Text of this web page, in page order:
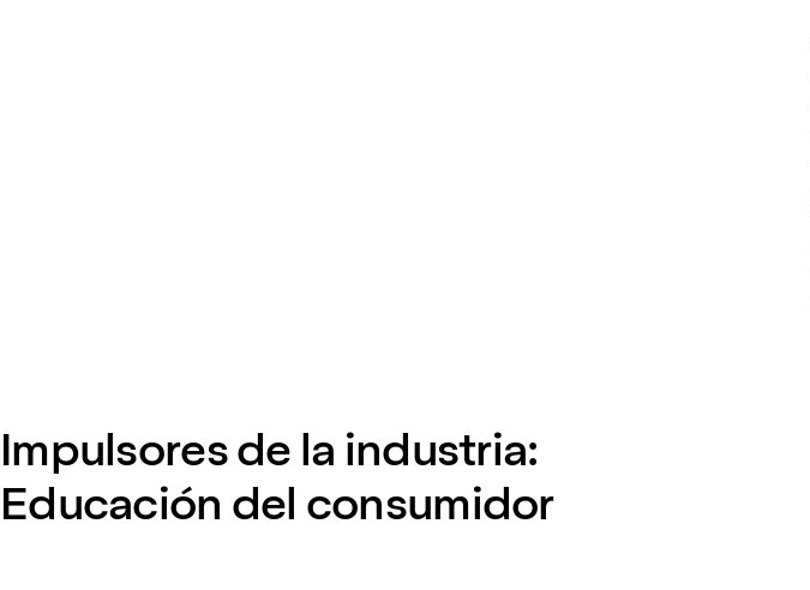
Impulsores de la industria:
Educación del consumidor